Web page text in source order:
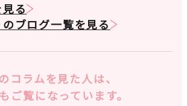
見る
ブログ一覧を見る
コラムを見た人は、
ご覧になっています。